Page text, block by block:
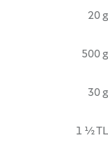
20 g
500 g
30 g
1 ½ TL